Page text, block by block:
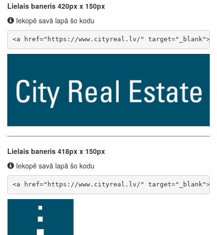
Lielais baneris 420px x 150px
Iekopē savā lapā šo kodu
<a href="https://www.cityreal.lv/"
Lielais baneris 418px x 150px
Iekopē savā lapā šo kodu
<a href="https://www.cityreal.lv/"